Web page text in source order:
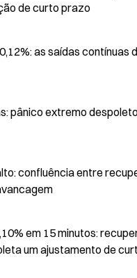
de curto prazo
as saídas
pânico extremo
confluência entre
em 15 minutos:
um ajustamento de